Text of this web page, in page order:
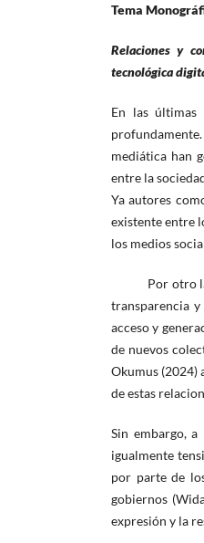
Tema
Relaciones y
tecnológica
En las últimas
mediática han
entre la
Ya autores
existente entre
los medios
Por otro lado,
transparencia
acceso y
de nuevos
Okumus (2024)
de estas
Sin embargo,
igualmente
por parte de
gobiernos
expresión y la